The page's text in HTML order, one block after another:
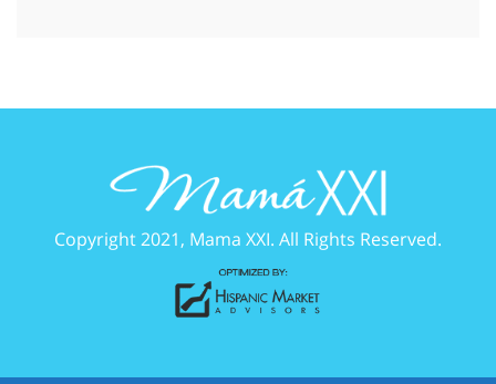
Copyright 2021, Mama XXI. All Rights Reserved.